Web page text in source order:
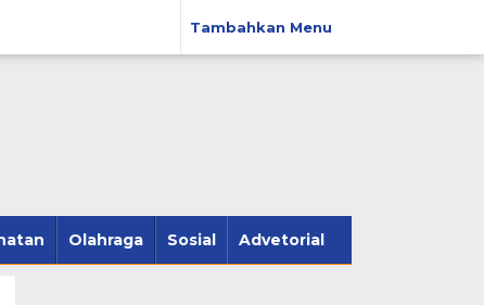
Tambahkan Menu
Olahraga Sosial Advetorial